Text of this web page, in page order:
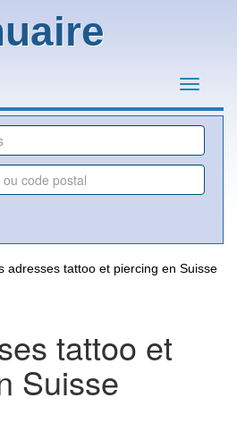
adresses tattoo et piercing en Suisse
tattoo et
Suisse